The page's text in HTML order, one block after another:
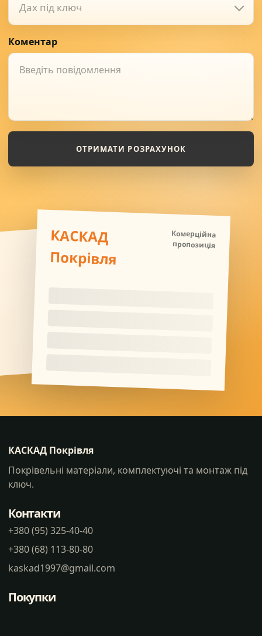
Дах під ключ
Коментар
ОТРИМАТИ РОЗРАХУНОК
КАСКАД
Покрівля
Комерційна
пропозиція
КАСКАД Покрівля
Покрівельні матеріали, комплектуючі та монтаж під
ключ.
Контакти
+380 (95) 325-40-40
+380 (68) 113-80-80
kaskad1997@gmail.com
Покупки